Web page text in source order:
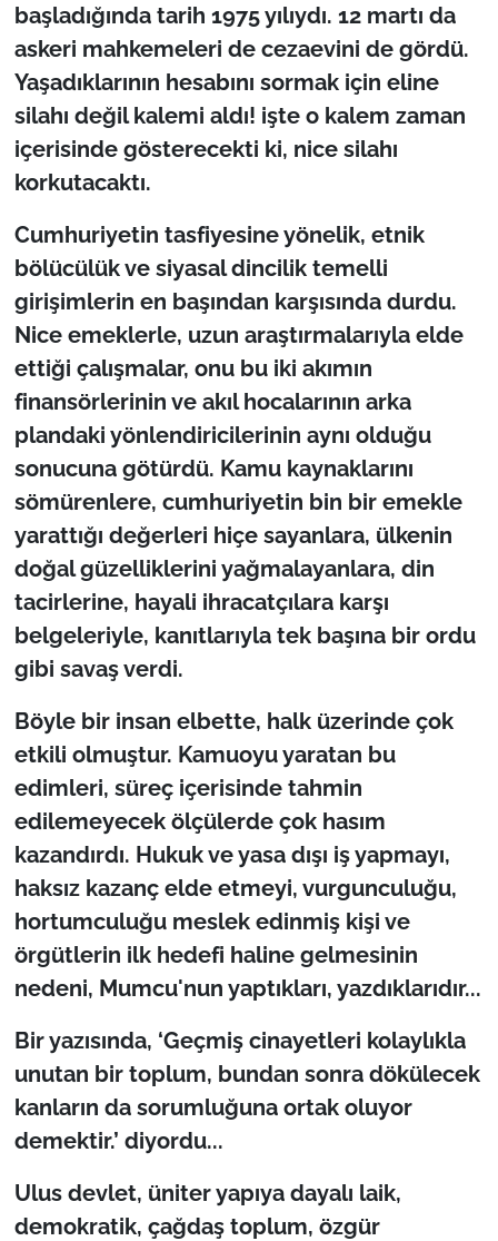
başladığında tarih 1975 yılıydı. 12 martı da
askeri mahkemeleri de cezaevini de gördü.
Yaşadıklarının hesabını sormak için eline
silahı değil kalemi aldı! işte o kalem zaman
içerisinde gösterecekti ki, nice silahı
korkutacaktı.
Cumhuriyetin tasfiyesine yönelik, etnik
bölücülük ve siyasal dincilik temelli
girişimlerin en başından karşısında durdu.
Nice emeklerle, uzun araştırmalarıyla elde
ettiği çalışmalar, onu bu iki akımın
finansörlerinin ve akıl hocalarının arka
plandaki yönlendiricilerinin aynı olduğu
sonucuna götürdü. Kamu kaynaklarını
sömürenlere, cumhuriyetin bin bir emekle
yarattığı değerleri hiçe sayanlara, ülkenin
doğal güzelliklerini yağmalayanlara, din
tacirlerine, hayali ihracatçılara karşı
belgeleriyle, kanıtlarıyla tek başına bir ordu
gibi savaş verdi.
Böyle bir insan elbette, halk üzerinde çok
etkili olmuştur. Kamuoyu yaratan bu
edimleri, süreç içerisinde tahmin
edilemeyecek ölçülerde çok hasım
kazandırdı. Hukuk ve yasa dışı iş yapmayı,
haksız kazanç elde etmeyi, vurgunculuğu,
hortumculuğu meslek edinmiş kişi ve
örgütlerin ilk hedefi haline gelmesinin
nedeni, Mumcu'nun yaptıkları, yazdıklarıdır...
Bir yazısında, ‘Geçmiş cinayetleri kolaylıkla
unutan bir toplum, bundan sonra dökülecek
kanların da sorumluğuna ortak oluyor
demektir.’ diyordu...
Ulus devlet, üniter yapıya dayalı laik,
demokratik, çağdaş toplum, özgür